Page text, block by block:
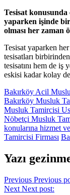
Tesisat konusunda
yaparken işinde
olması her zaman
Tesisat yaparken
tesisatları
tesisatını hem de iş
eskisi kadar kolay
Bakırköy Acil
Bakırköy Musluk
Musluk Tamircisi
Nöbetçi Musluk
konularına hizmet
Tamircisi Firması
Yazı
Previous Previous
Next Next post: